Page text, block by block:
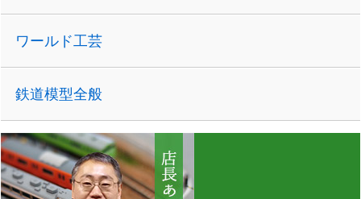
ワールド工芸
鉄道模型全般